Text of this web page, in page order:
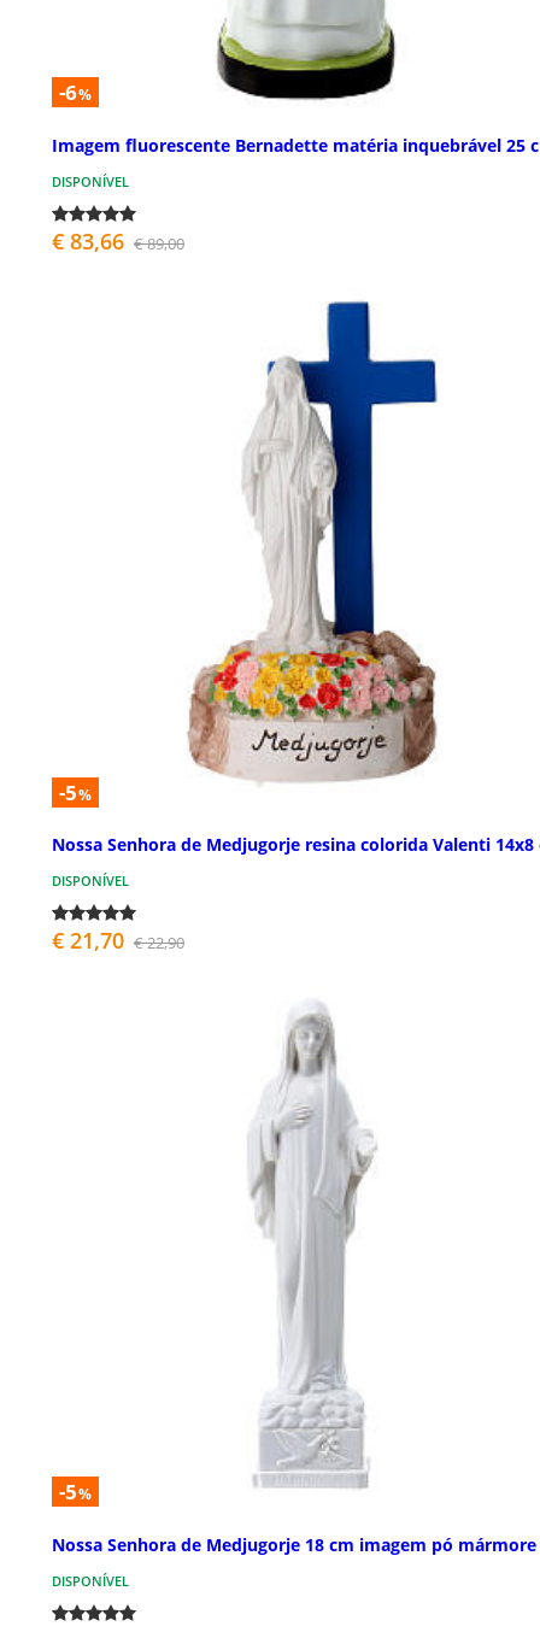
-6%
Imagem fluorescente Bernadette matéria inquebrável 25
DISPONÍVEL
€ 83,66 € 89,00
-5%
Nossa Senhora de Medjugorje resina colorida Valenti 14x8
DISPONÍVEL
€ 21,70 € 22,90
-5%
Nossa Senhora de Medjugorje 18 cm imagem pó mármore
DISPONÍVEL